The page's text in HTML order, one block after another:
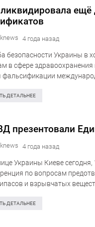
ещё
4 года назад
безопасности Украины в
в сфере
ДЕТАЛЬНЕЕ
презентовали
4 года назад
Украины Киеве
по вопросам
и взрывчатых
ДЕТАЛЬНЕЕ